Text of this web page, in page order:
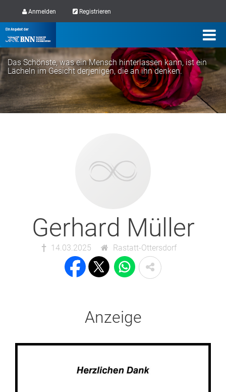
Anmelden Registrieren
Das Schönste, was ein Mensch hinterlassen kann, ist ein
Lächeln im Gesicht derjenigen, die an ihn denken.
Gerhard Müller
14.03.2025 Rastatt-Ottersdorf
Anzeige